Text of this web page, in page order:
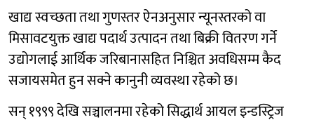
खाद्य स्वच्छता तथा गुणस्तर ऐनअनुसार न्यूनस्तरको वा
मिसावटयुक्त खाद्य पदार्थ उत्पादन तथा बिक्री वितरण गर्ने
उद्योगलाई आर्थिक जरिबानासहित निश्चित अवधिसम्म कैद
सजायसमेत हुन सक्ने कानुनी व्यवस्था रहेको छ।
सन् १९९९ देखि सञ्चालनमा रहेको सिद्धार्थ आयल इन्डस्ट्रिज